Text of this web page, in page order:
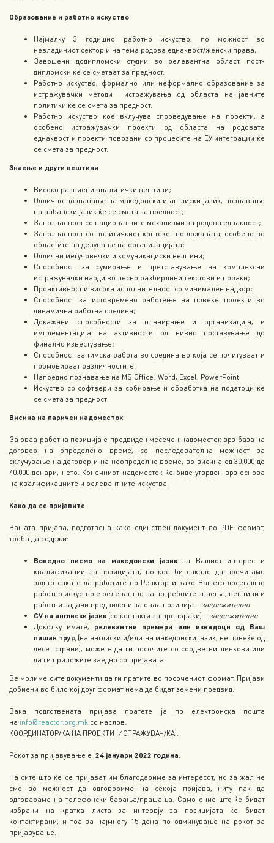
Образование и работно искуство
Најмалку 3 годишно работно искуство, по можност во
невладиниот сектор и на тема родова еднаквост/женски права;
Завршени додипломски студии во релевантна област, пост-
дипломски ќе се сметаат за предност.
Работно искуство, формално или неформално образование за
истражувачки методи истражувања од областа на јавните
политики ќе се смета за предност.
Работно искуство кое вклучува спроведување на проекти, а
особено истражувачки проекти од областа на родовата
еднаквост и проекти поврзани со процесите на ЕУ интеграции ќе
се смета за предност.
Знаење и други вештини
Високо развиени аналитички вештини;
Одлично познавање на македонски и англиски јазик, познавање
на албански јазик ќе се смета за предност;
Запознаеност со националните механизми за родова еднаквост;
Запознаеност со политичкиот контекст во државата, особено во
областите на делување на организацијата;
Одлични меѓучовечки и комуникациски вештини;
Способност за сумирање и претставување на комплексни
истражувачки наоди во лесно разбирливи текстови и пораки;
Проактивност и висока исполнителност со минимален надзор;
Способност за истовремено работење на повеќе проекти во
динамична работна средина;
Докажани способности за планирање и организација, и
имплементација на активности од нивно поставување до
финално известување;
Способност за тимска работа во средина во која се почитуваат и
промовираат различностите.
Напредно познавање на MS Office: Word, Excel, PowerPoint
Искуство со софтвери за собирање и обработка на податоци ќе
се смета за предност
Висина на паричен надоместок
За оваа работна позиција е предвиден месечен надоместок врз база на
договор на определено време, со последователна можност за
склучување на договор и на неопределно време, во висина од 30.000 до
40.000 денари, нето. Конечниот надоместок ќе биде утврден врз основа
на квалификациите и релевантните искуства.
Како да се пријавите
Вашата пријава, подготвена како единствен документ во PDF формат,
треба да содржи:
Воведно писмо на македонски јазикза Вашиот интерес и
квалификации за позицијата, во кое би сакале да прочитаме
зошто сакате да работите во Реактор и како Вашето досегашно
работно искуство е релевантно за потребните знаења, вештини и
работни задачи предвидени за оваа позиција – задолжително
CV на англиски јазик (со контакти за препораки) – задолжително
Доколку имате, релевантни
примери или извадоци од Ваш
пишан труд (на англиски и/или на македонски јазик, не повеќе од
десет страни), можете да ги посочите со соодветни линкови или
да ги приложите заедно со пријавата.
Ве молиме сите документи да ги пратите во посочениот формат. Пријави
добиени во било кој друг формат нема да бидат земени предвид.
Вака подготвената пријава пратете ја по електронска пошта
на info@reactor.org.mk со наслов:
КООРДИНАТОР/КА НА ПРОЕКТИ (ИСТРАЖУВАЧ/КА).
Рокот за пријавување е 24 јануари 2022 година
На сите што ќе се пријават им благодариме за интересот, но за жал не
сме во можност да одговориме на секоја пријава, ниту пак да
одговараме на телефонски барања/прашања. Само оние што ќе бидат
избрани на кратка листа за интервју за позицијата ќе бидат
контактирани, и тоа за најмногу 15 дена по одминување на рокот за
пријавување.